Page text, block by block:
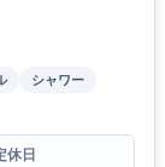
シャワー
休日